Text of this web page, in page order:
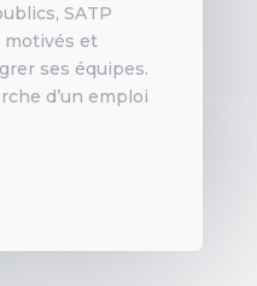
SATP
motivés et
ses équipes.
d’un emploi